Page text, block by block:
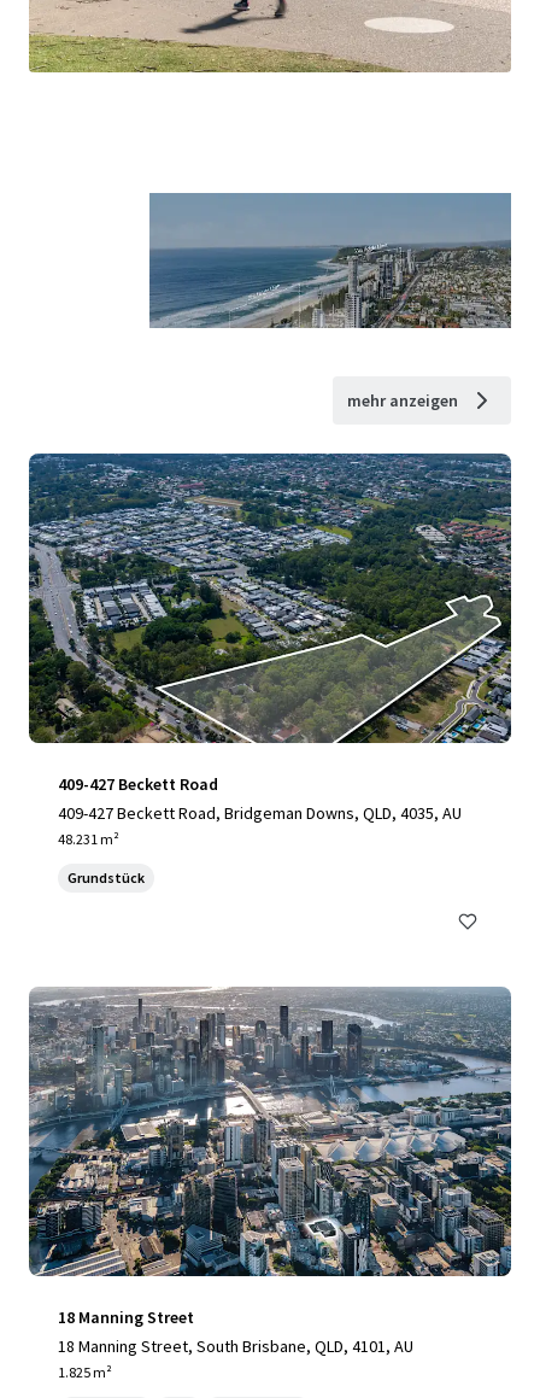
mehr anzeigen
409-427 Beckett Road
409-427 Beckett Road, Bridgeman Downs, QLD, 4035, AU
48.231 m²
Grundstück
18 Manning Street
18 Manning Street, South Brisbane, QLD, 4101, AU
1.825 m²